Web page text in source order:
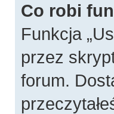
Co robi
Funkcja
przez
forum.